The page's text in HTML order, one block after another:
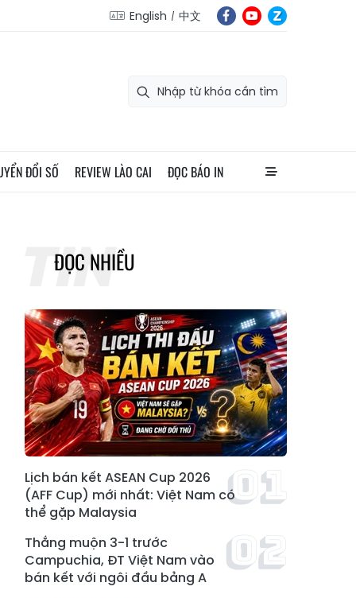
English 中文
ĐỔI SỐ REVIEW LÀO CAI ĐỌC BÁO IN
ĐỌC NHIỀU
Lịch bán kết ASEAN Cup 2026
(AFF Cup) mới nhất: Việt Nam có
thể gặp Malaysia
Thắng muộn 3-1 trước
Campuchia, ĐT Việt Nam vào
bán kết với ngôi đầu bảng A